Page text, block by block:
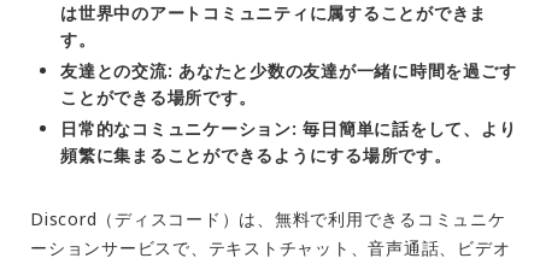
は世界中のアートコミュニティに属することができま
す。
友達との交流: あなたと少数の友達が一緒に時間を過ごす
ことができる場所です。
日常的なコミュニケーション: 毎日簡単に話をして、より
頻繁に集まることができるようにする場所です。
Discord（ディスコード）は、無料で利用できるコミュニケ
ーションサービスで、テキストチャット、音声通話、ビデオ